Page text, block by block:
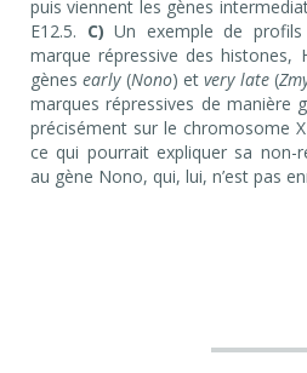
puis viennent les gènes
E12.5. C) Un exemple de profils
marque répressive des histones,
gènesearly(Nono) etvery late(
marques répressives de manière
précisément sur le chromosome
ce qui pourrait expliquer sa non-
au gène Nono, qui, lui, n’est pas